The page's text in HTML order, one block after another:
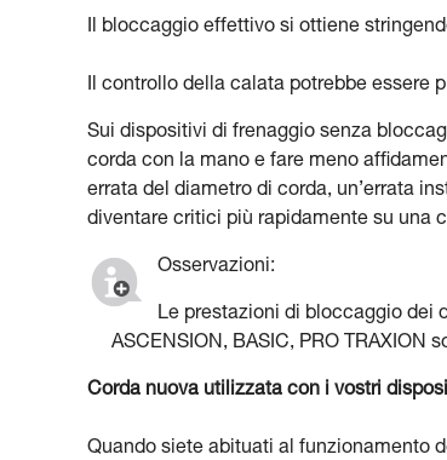
Il bloccaggio effettivo si ottiene
Il controllo della calata potrebbe essere
Sui dispositivi di frenaggio senza
corda con la mano e fare meno
errata del diametro di corda, un’errata
diventare critici più rapidamente su una
Osservazioni:
Le prestazioni di bloccaggio dei
ASCENSION, BASIC, PRO TRAXION
Corda nuova utilizzata con i vostri
Quando siete abituati al funzionamento